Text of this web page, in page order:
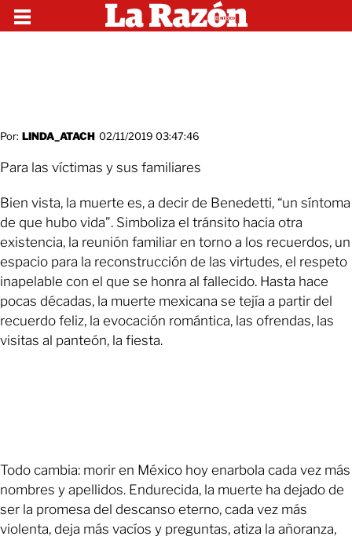
Por: LINDA_ATACH 02/11/2019 03:47:46
Para las víctimas y sus familiares
Bien vista, la muerte es, a decir de Benedetti, “un síntoma
de que hubo vida”. Simboliza el tránsito hacia otra
existencia, la reunión familiar en torno a los recuerdos, un
espacio para la reconstrucción de las virtudes, el respeto
inapelable con el que se honra al fallecido. Hasta hace
pocas décadas, la muerte mexicana se tejía a partir del
recuerdo feliz, la evocación romántica, las ofrendas, las
visitas al panteón, la fiesta.
Todo cambia: morir en México hoy enarbola cada vez más
nombres y apellidos. Endurecida, la muerte ha dejado de
ser la promesa del descanso eterno, cada vez más
violenta, deja más vacíos y preguntas, atiza la añoranza,